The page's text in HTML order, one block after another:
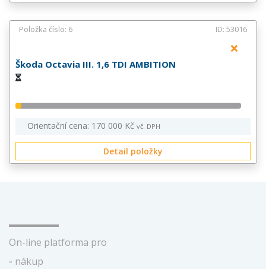
Položka číslo: 6 ID: 53016
Škoda Octavia III. 1,6 TDI AMBITION
Orientační cena: 170 000 Kč vč. DPH
Detail položky
On-line platforma pro
◦ nákup